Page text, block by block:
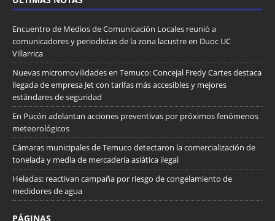
Encuentro de Medios de Comunicación Locales reunió a
comunicadores y periodistas de la zona lacustre en Duoc UC
Villarrica
Nuevas micromovilidades en Temuco: Concejal Fredy Cartes destaca
llegada de empresa Jet con tarifas más accesibles y mejores
estándares de seguridad
En Pucón adelantan acciones preventivas por próximos fenómenos
meteorológicos
Cámaras municipales de Temuco detectaron la comercialización de
tonelada y media de mercadería asiática ilegal
Heladas: reactivan campaña por riesgo de congelamiento de
medidores de agua
PÁGINAS